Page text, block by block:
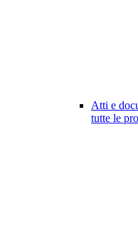
Atti e
tutte le